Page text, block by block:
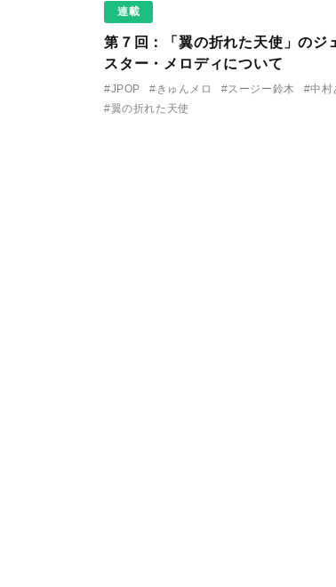
連載
第７回：「翼の折れた天使」のジ
スター・メロディについて
#JPOP #きゅんメロ #スージー鈴木 #中村
#翼の折れた天使